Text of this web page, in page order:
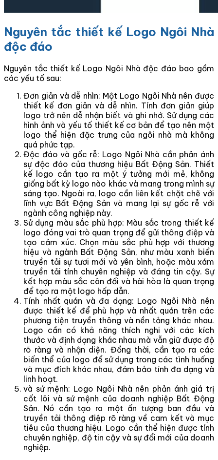
Nguyên tắc thiết kế Logo Ngôi Nhà
độc đáo
Nguyên tắc thiết kế Logo Ngôi Nhà độc đáo bao gồm
các yếu tố sau:
Đơn giản và dễ nhìn: Một Logo Ngôi Nhà nên được
thiết kế đơn giản và dễ nhìn. Tính đơn giản giúp
logo trở nên dễ nhận biết và ghi nhớ. Sử dụng các
hình ảnh và yếu tố thiết kế cơ bản để tạo nên một
logo thể hiện đặc trưng của ngôi nhà mà không
quá phức tạp.
Độc đáo và gốc rễ: Logo Ngôi Nhà cần phản ánh
sự độc đáo của thương hiệu Bất Động Sản. Thiết
kế logo cần tạo ra một ý tưởng mới mẻ, không
giống bất kỳ logo nào khác và mang trong mình sự
sáng tạo. Ngoài ra, logo cần liên kết chặt chẽ với
lĩnh vực Bất Động Sản và mang lại sự gốc rễ với
ngành công nghiệp này.
Sử dụng màu sắc phù hợp: Màu sắc trong thiết kế
logo đóng vai trò quan trọng để gửi thông điệp và
tạo cảm xúc. Chọn màu sắc phù hợp với thương
hiệu và ngành Bất Động Sản, như màu xanh biển
truyền tải sự tươi mới và yên bình, hoặc màu xám
truyền tải tính chuyên nghiệp và đáng tin cậy. Sự
kết hợp màu sắc cân đối và hài hòa là quan trọng
để tạo ra một logo hấp dẫn.
Tính nhất quán và đa dạng: Logo Ngôi Nhà nên
được thiết kế để phù hợp và nhất quán trên các
phương tiện truyền thông và nền tảng khác nhau.
Logo cần có khả năng thích nghi với các kích
thước và định dạng khác nhau mà vẫn giữ được độ
rõ ràng và nhận diện. Đồng thời, cần tạo ra các
biến thể của logo để sử dụng trong các tình huống
và mục đích khác nhau, đảm bảo tính đa dạng và
linh hoạt.
và sứ mệnh: Logo Ngôi Nhà nên phản ánh giá trị
cốt lõi và sứ mệnh của doanh nghiệp Bất Động
Sản. Nó cần tạo ra một ấn tượng ban đầu và
truyền tải thông điệp rõ ràng về cam kết và mục
tiêu của thương hiệu. Logo cần thể hiện được tính
chuyên nghiệp, độ tin cậy và sự đổi mới của doanh
nghiệp.